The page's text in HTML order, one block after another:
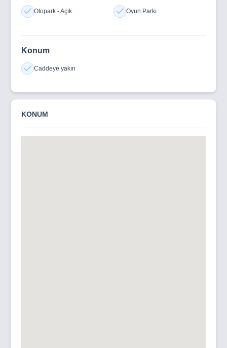
Otopark - Açık Oyun Parkı
Konum
Caddeye yakın
KONUM